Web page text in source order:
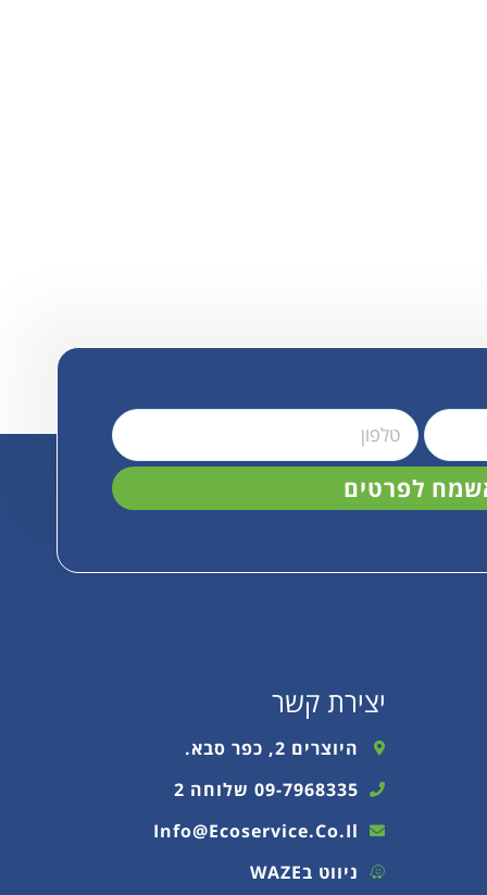
לפרטים
יצירת קשר
היוצרים 2, כפר סבא.
09-7968335 שלוחה 2
Info@ecoservice.co.il
ניווט בWAZE